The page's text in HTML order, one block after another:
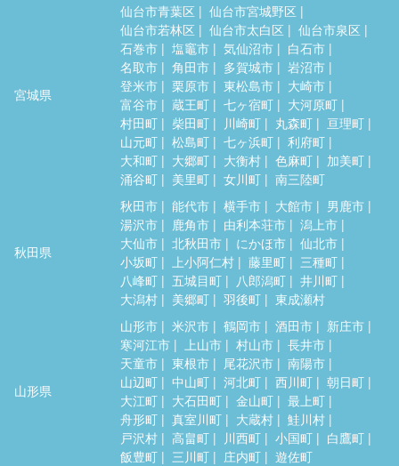
宮城県
仙台市青葉区
仙台市宮城野区
仙台市若林区
仙台市太白区
仙台市泉区
石巻市
塩竈市 気仙沼市
白石市
名取市
角田市 多賀城市
岩沼市
登米市
栗原市 東松島市
大崎市
富谷市
蔵王町 七ヶ宿町
大河原町
村田町
柴田町 川崎町 丸森町
亘理町
山元町
松島町 七ヶ浜町
利府町
大和町
大郷町 大衡村 色麻町
加美町
涌谷町
美里町 女川町 南三陸町
秋田県
秋田市 能代市 横手市 大館市
男鹿市
湯沢市
鹿角市 由利本荘市
潟上市
大仙市
北秋田市 にかほ市
仙北市
小坂町
上小阿仁村 藤里町
三種町
八峰町
五城目町 八郎潟町
井川町
大潟村
美郷町 羽後町 東成瀬村
山形県
山形市 米沢市 鶴岡市 酒田市
新庄市
寒河江市
上山市 村山市
長井市
天童市
東根市 尾花沢市
南陽市
山辺町
中山町 河北町 西川町
朝日町
大江町
大石田町 金山町
最上町
舟形町
真室川町 大蔵村
鮭川村
戸沢村
高畠町 川西町 小国町
白鷹町
飯豊町
三川町 庄内町 遊佐町